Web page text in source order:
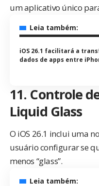
um aplicativo único
Leia também:
iOS 26.1 facilitará a
dados de apps entre
11. Controle
Liquid Glass
O iOS 26.1 inclui uma
usuário configurar se
menos “glass”.
Leia também: